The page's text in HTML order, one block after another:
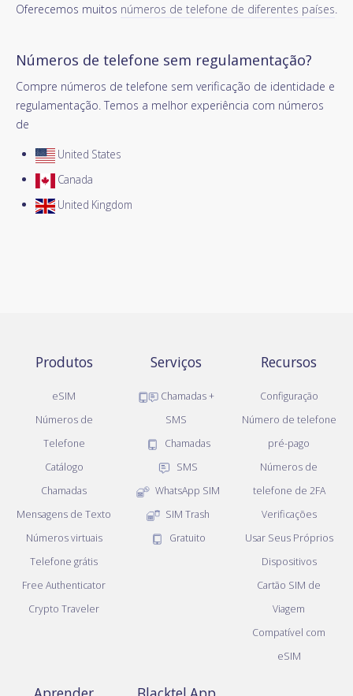
Oferecemos muitos números de telefone de diferentes países.
Números de telefone sem regulamentação?
Compre números de telefone sem verificação de identidade e
regulamentação. Temos a melhor experiência com números
de
United States
Canada
United Kingdom
Produtos
eSIM
Números de
Telefone
Catálogo
Chamadas
Mensagens de Texto
Números virtuais
Telefone grátis
Free Authenticator
Crypto Traveler
Serviços
Chamadas +
SMS
Chamadas
SMS
WhatsApp SIM
SIM Trash
Gratuito
Recursos
Configuração
Número de telefone
pré-pago
Números de
telefone de 2FA
Verificações
Usar Seus Próprios
Dispositivos
Cartão SIM de
Viagem
Compatível com
eSIM